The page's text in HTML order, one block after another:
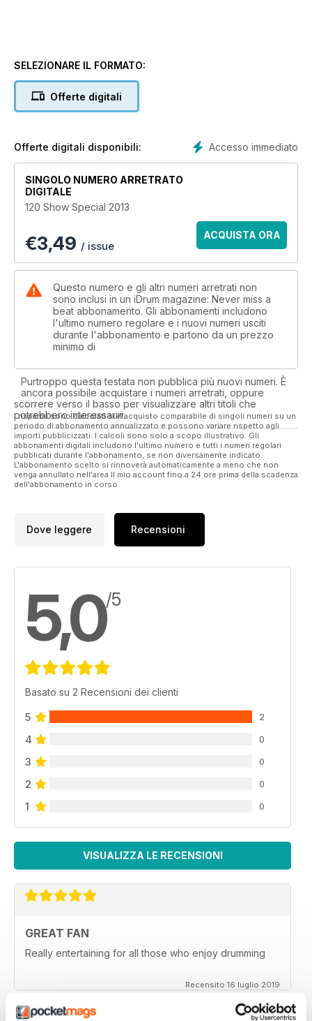
SELEZIONARE IL FORMATO:
Offerte digitali
Accesso immediato
Offerte digitali disponibili:
SINGOLO NUMERO ARRETRATO
DIGITALE
120 Show Special 2013
€3,49 / issue
ACQUISTA ORA
Questo numero e gli altri numeri arretrati non
sono inclusi in un iDrum magazine: Never miss a
beat abbonamento. Gli abbonamenti includono
l'ultimo numero regolare e i nuovi numeri usciti
durante l'abbonamento e partono da un prezzo
minimo di
Purtroppo questa testata non pubblica più nuovi numeri. È
ancora possibile acquistare i numeri arretrati, oppure
scorrere verso il basso per visualizzare altri titoli che
potrebbero interessarvi.
I risparmi sono calcolati sull'acquisto comparabile di singoli numeri su un
periodo di abbonamento annualizzato e possono variare rispetto agli
importi pubblicizzati. I calcoli sono solo a scopo illustrativo. Gli
abbonamenti digitali includono l'ultimo numero e tutti i numeri regolari
pubblicati durante l'abbonamento, se non diversamente indicato.
L'abbonamento scelto si rinnoverà automaticamente a meno che non
venga annullato nell'area Il mio account fino a 24 ore prima della scadenza
dell'abbonamento in corso.
Dove leggere Recensioni
5,0/5
Basato su 2 Recensioni dei clienti
5 2
4 0
3 0
2 0
1 0
VISUALIZZA LE RECENSIONI
GREAT FAN
Really entertaining for all those who enjoy drumming
Recensito 16 luglio 2019